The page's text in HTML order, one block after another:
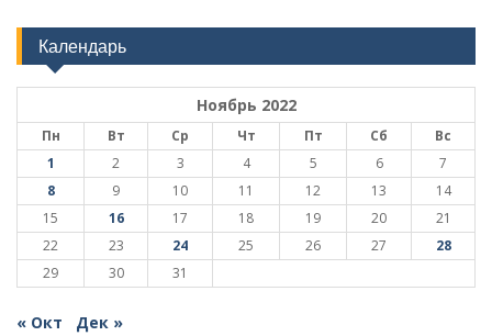
Календарь
Ноябрь 2022
Пн Вт Ср Чт Пт Сб
Вс
1
2 3 4 5 6
7
8
9 10 11 12 13
14
15
16 17 18 19 20
21
22
23 24 25 26 27
28
29
30 31
« Окт Дек »